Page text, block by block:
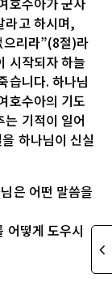
라고 하시며,
리라”(8절)라
시작되자 하늘
습니다. 하나님
호수아의 기도
기적이 일어
하나님이 신실
은 어떤 말씀을
어떻게 도우시